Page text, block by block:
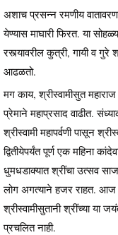
अशाच प्रसन्न रमणीय
येण्यास माघारी फिरत. या
रस्त्यावरील कुत्री, गायी व
आढळतो.
मग काय, श्रीस्वामीसुत
प्रेमाने महाप्रसाद वाढीत.
श्रीस्वामी महापर्वणी पासून
द्वितीयेपर्यंत पूर्ण एक महिना
धुमधडाक्यात श्रींचा उत्सव
लोग अगत्याने हजर राहत. आज
श्रीस्वामीसुतानी श्रींच्या या
प्रचलित नाही.